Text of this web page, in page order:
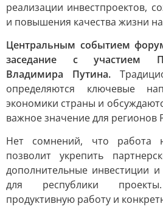
реализации инвестпроектов,
и повышения качества жизни
Центральным событием
заседание с участием
Владимира Путина.
определяются ключевые
экономики страны и
важное значение для регионов
Нет сомнений, что
позволит укрепить
дополнительные инвестиции
для республики
продуктивную работу и